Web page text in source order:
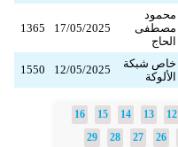
محمود
مصطفى
الحاج
17/05/2025
1365
خاص شبكة
الألوكة
12/05/2025
1550
12
13
14
15
16
26
27
28
29